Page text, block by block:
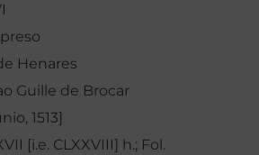
Henares
Guille de Brocar
1513]
[i.e. CLXXVIII] h.; Fol.